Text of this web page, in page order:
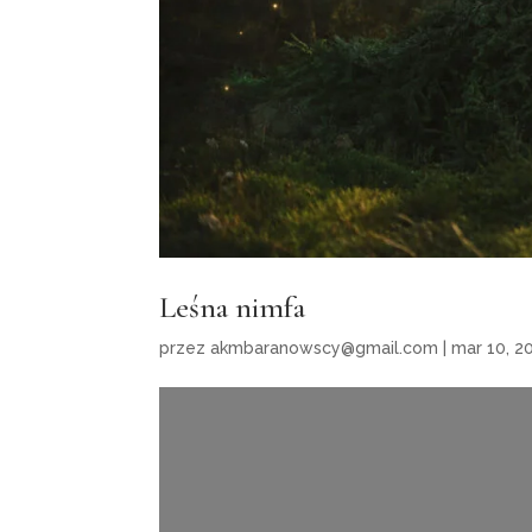
Leśna nimfa
przezakmbaranowscy@gmail.com |mar 10,